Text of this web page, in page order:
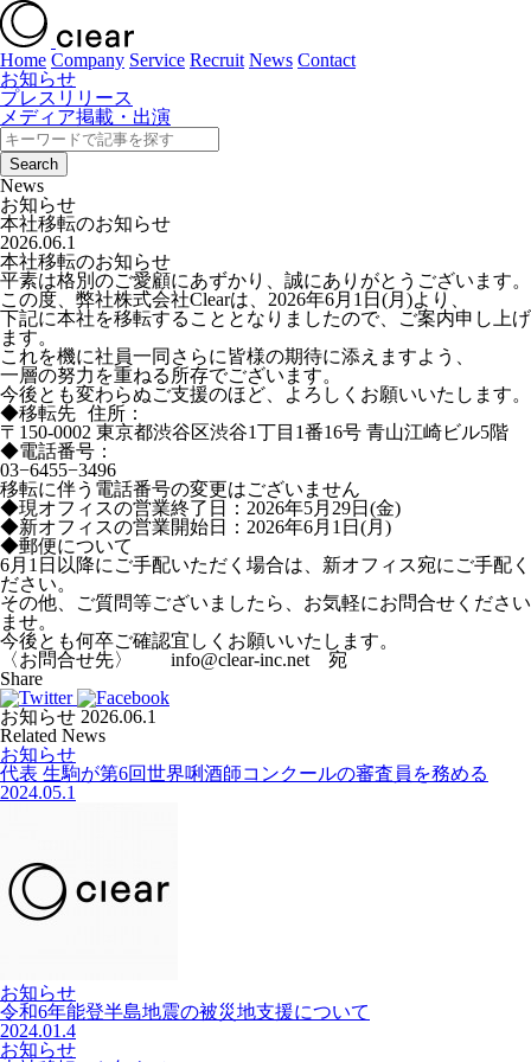
Home Company Service Recruit News Contact
お知らせ
プレスリリース
メディア掲載・出演
News
お知らせ
本社移転のお知らせ
2026.06.1
本社移転のお知らせ
平素は格別のご愛顧にあずかり、誠にありがとうございます。
この度、弊社株式会社Clearは、2026年6月1日(月)より、
下記に本社を移転することとなりましたので、ご案内申し上げ
ます。
これを機に社員一同さらに皆様の期待に添えますよう、
一層の努力を重ねる所存でございます。
今後とも変わらぬご支援のほど、よろしくお願いいたします。
◆移転先 住所：
〒150-0002 東京都渋谷区渋谷1丁目1番16号 青山江崎ビル5階
◆電話番号：
03−6455−3496
移転に伴う電話番号の変更はございません
◆現オフィスの営業終了日：2026年5月29日(金)
◆新オフィスの営業開始日：2026年6月1日(月)
◆郵便について
6月1日以降にご手配いただく場合は、新オフィス宛にご手配く
ださい。
その他、ご質問等ございましたら、お気軽にお問合せください
ませ。
今後とも何卒ご確認宜しくお願いいたします。
〈お問合せ先〉 info@clear-inc.net 宛
Share
お知らせ 2026.06.1
Related News
お知らせ
代表 生駒が第6回世界唎酒師コンクールの審査員を務める
2024.05.1
お知らせ
令和6年能登半島地震の被災地支援について
2024.01.4
お知らせ